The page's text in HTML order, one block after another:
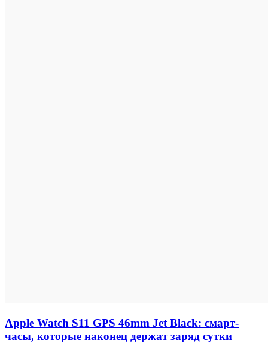
Apple Watch S11 GPS 46mm Jet Black: смарт-
часы, которые наконец держат заряд сутки